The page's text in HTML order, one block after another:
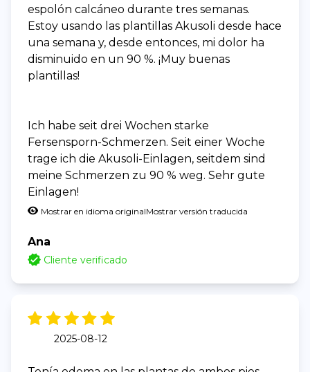
espolón calcáneo durante tres semanas.
Estoy usando las plantillas Akusoli desde hace
una semana y, desde entonces, mi dolor ha
disminuido en un 90 %. ¡Muy buenas
plantillas!
Ich habe seit drei Wochen starke
Fersensporn-Schmerzen. Seit einer Woche
trage ich die Akusoli-Einlagen, seitdem sind
meine Schmerzen zu 90 % weg. Sehr gute
Einlagen!
Mostrar en idioma originalMostrar versión traducida
Ana
Cliente verificado
2025-08-12